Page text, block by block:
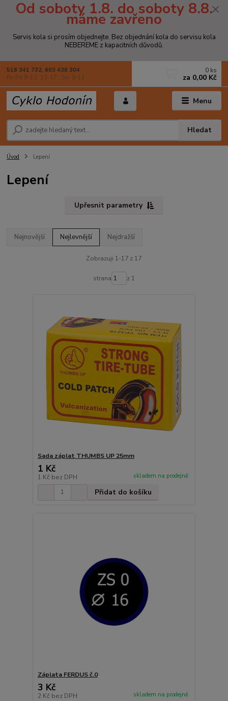
Od soboty 1.8. do soboty 8.8.
máme zavřeno
Servis kola si prosím objednejte. Bez objednání kola do servisu kola
NEBEREME z kapacitních důvodů.
Menu
Hledat
518 341 732, 603 438 304
Po-Pá 9-12, 13-17 ; So- 9-11
0 ks
za 0,00 Kč
Úvod Lepení
Lepení
Upřesnit parametry
Nejnovější Nejlevnější Nejdražší
Zobrazuji 1-17 z 17
strana z 1
Sada záplat THUMBS UP 25mm
1 Kč
1 Kč bez DPH skladem na prodejně
Přidat do košíku
Záplata FERDUS č.0
3 Kč
2 Kč bez DPH skladem na prodejně